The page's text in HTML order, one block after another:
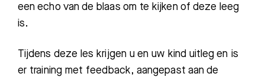
een echo van de blaas om te kijken of deze leeg
is.
Tijdens deze les krijgen u en uw kind uitleg en is
er training met feedback, aangepast aan de